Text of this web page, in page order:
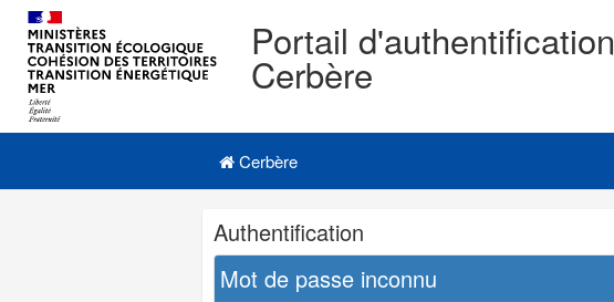
Portail d'authentification
Cerbère
Navigation
Menu principal
Cerbère
Navigation
et
outils
annexes
Authentification
Mot de passe inconnu